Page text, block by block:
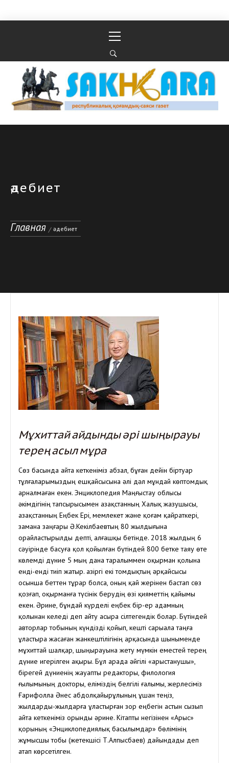
Перейти к содержимому
меню
Республикалық қоғамдық-саяси газеті
әдебиет
Главная әдебиет
Мұхиттай айдынды әрі шыңырауы
терең асыл мұра
Сөз басында айта кеткеніміз абзал, бұған дейін біртуар
тұлғаларымыздың ешқайсысына әлі дәл мұндай көптомдық
арналмаған екен. Энциклопедия Маңғыстау облысы
әкімдігінің тапсырысымен Қазақстанның Халық жазушысы,
Қазақстанның Еңбек Ері, мемлекет және қоғам қайраткері,
замана заңғары Ә.Кекілбаевтың 80 жылдығына
орайластырылды депті, алғашқы бетінде. 2018 жылдың 6
сәуірінде басуға қол қойылған бүтіндей 800 бетке таяу өте
көлемді дүние 5 мың дана таралыммен оқырман қолына
енді-енді тиіп жатыр. Қазіргі екі томдықтың әрқайсысы
осынша беттен тұрар болса, оның қай жерінен бастап сөз
қозғап, оқырманға түсінік берудің өзі қияметтің қайымы
екен. Әрине, бұндай күрделі еңбек бір-ер адамның
қолынан келеді деп айту асыра сілтегендік болар. Бүтіндей
авторлар тобының күндізді қойып, кешті сарыала таңға
ұластыра жасаған жанкештілігінің арқасында шыныменде
мұхиттай шалқар, шыңырауына жету мүмкін еместей терең
дүние игерілген ақыры. Бұл арада әйгілі «арыстанушы»,
бірегей дүниенің жауапты редакторы, филология
ғылымының докторы, еліміздің белгілі ғалымы, жерлесіміз
Ғарифолла Әнес Қабдолқайырұлының ұшан теңіз,
жылдарды-жылдарға ұластырған зор еңбегін астын сызып
айта кеткеніміз орынды әрине. Кітапты негізінен «Арыс»
қорының «Энциклопедиялық басылымдар» бөлімінің
жұмысшы тобы (жетекшісі Т.Алпысбаев) дайындады деп
атап көрсетілген.